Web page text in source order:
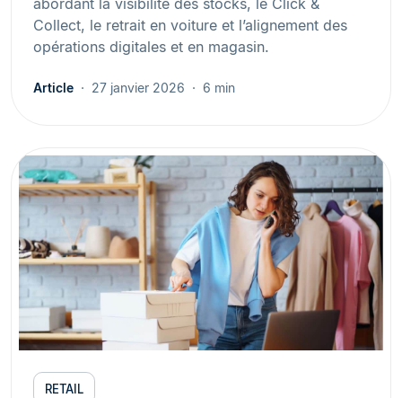
Collect, le retrait en voiture et l’alignement des
opérations digitales et en magasin.
Article 27 janvier 2026 6 min
RETAIL